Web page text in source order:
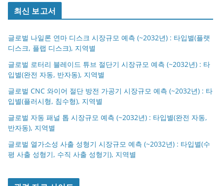
최신 보고서
글로벌 나일론 연마 디스크 시장규모 예측 (~2032년) : 타입별(플랫
디스크, 플랩 디스크), 지역별
글로벌 로터리 블레이드 튜브 절단기 시장규모 예측 (~2032년) : 타
입별(완전 자동, 반자동), 지역별
글로벌 CNC 와이어 절단 방전 가공기 시장규모 예측 (~2032년) : 타
입별(플러시형, 침수형), 지역별
글로벌 자동 패널 톱 시장규모 예측 (~2032년) : 타입별(완전 자동,
반자동), 지역별
글로벌 열가소성 사출 성형기 시장규모 예측 (~2032년) : 타입별(수
평 사출 성형기, 수직 사출 성형기), 지역별